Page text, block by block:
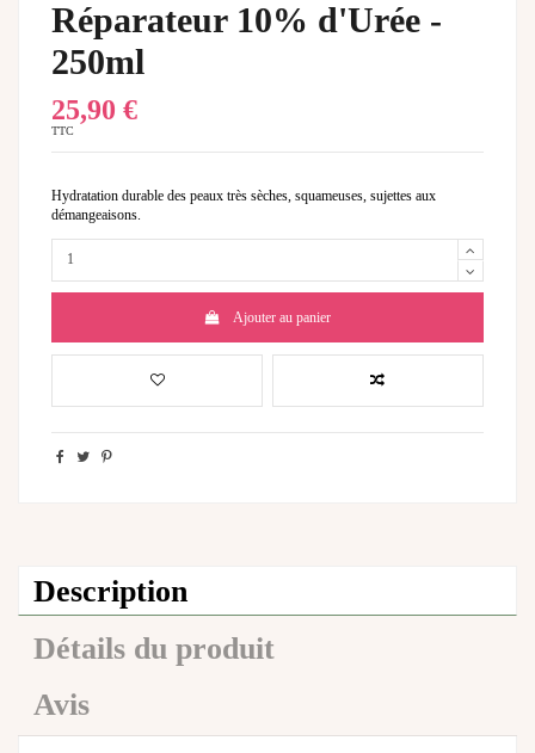
Réparateur 10% d'Urée -
250ml
25,90 €
TTC
Hydratation durable des peaux très sèches, squameuses, sujettes aux
démangeaisons.
Ajouter au panier
Description
Détails du produit
Avis